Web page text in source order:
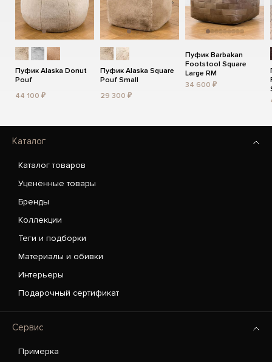
Пуфик Alaska Donut
Pouf
44 100 ₽
Пуфик Alaska Square
Pouf Small
29 300 ₽
Пуфик Barbakan
Footstool Square
Large RM
34 600 ₽
Каталог
Каталог товаров
Уценённые товары
Бренды
Коллекции
Теги и подборки
Материалы и обивки
Интерьеры
Подарочный сертификат
Сервис
Примерка